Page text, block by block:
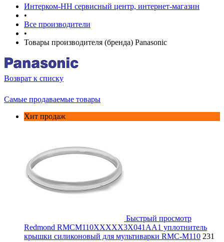
Интерком-НН сервисный центр, интернет-магазин
•
Все производители
•
Товары производителя (бренда) Panasonic
Возврат к списку
Самые продаваемые товары
Хит продаж
Быстрый просмотр
Redmond RMCM110XXXXX3X041AA1 уплотнитель
крышки силиконовый для мультиварки RMC-M110 231